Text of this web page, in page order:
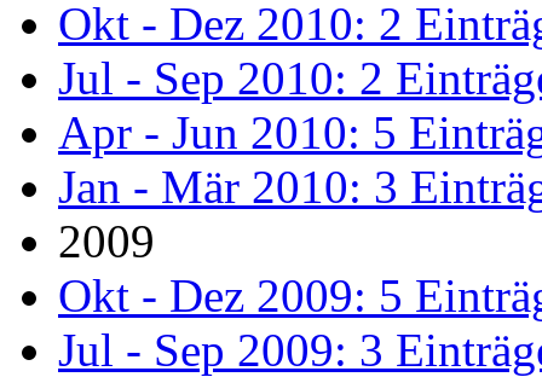
Okt - Dez 2010: 2
Jul - Sep 2010: 2
Apr - Jun 2010: 5
Jan - Mär 2010: 3
2009
Okt - Dez 2009: 5
Jul - Sep 2009: 3